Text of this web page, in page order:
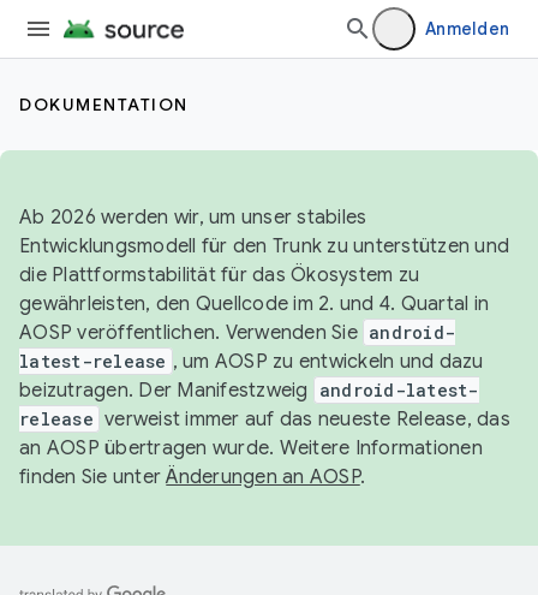
Anmelden
DOKUMENTATION
Ab 2026 werden wir, um unser stabiles
Entwicklungsmodell für den Trunk zu unterstützen und
die Plattformstabilität für das Ökosystem zu
gewährleisten, den Quellcode im 2. und 4. Quartal in
AOSP veröffentlichen. Verwenden Sie android-
latest-release , um AOSP zu entwickeln und dazu
beizutragen. Der Manifestzweig
android-latest-
release verweist immer auf das neueste Release, das
an AOSP übertragen wurde. Weitere Informationen
finden Sie unterÄnderungen an AOSP.